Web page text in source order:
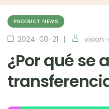
PRODUCT NEWS
2024-08-21
¿Por qué se